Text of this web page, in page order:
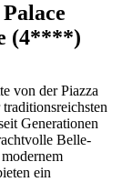
(4****)
von der Piazza
Generationen
Belle-
ein